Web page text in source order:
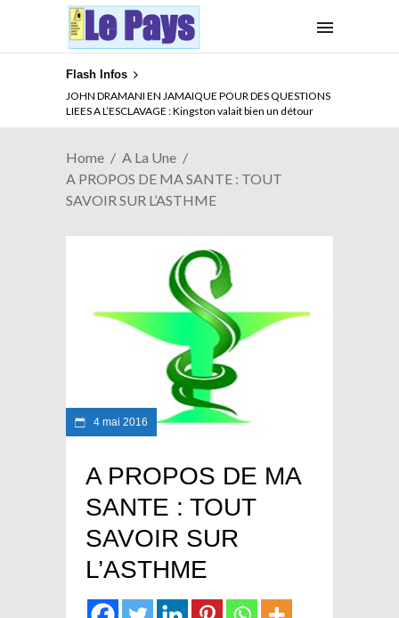
Flash Infos
JOHN DRAMANI EN JAMAIQUE POUR DES QUESTIONS
LIEES A L’ESCLAVAGE : Kingston valait bien un détour
ABSENCE PROLONGEE DE PAUL BIYA DU CAMEROUN :
Qui pilote le Cameroun ?
Home
A La Une
A PROPOS DE MA SANTE : TOUT
SAVOIR SUR L’ASTHME
4 mai 2016
A PROPOS DE MA
SANTE : TOUT
SAVOIR SUR
L’ASTHME